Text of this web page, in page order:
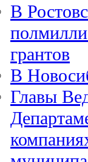
В
грантов
В
Главы